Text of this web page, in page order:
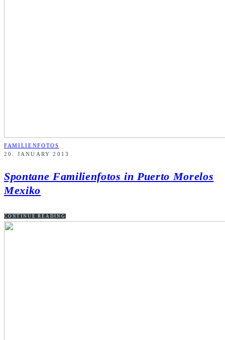
FAMILIENFOTOS
20. JANUARY 2013
Spontane Familienfotos in Puerto Morelos
Mexiko
CONTINUE READING